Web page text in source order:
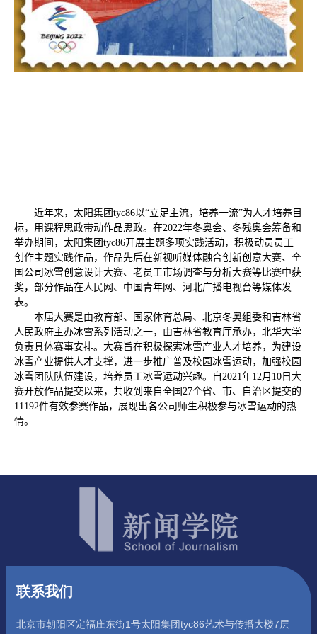
近年来，太阳集团tyc86以“立足主流，培养一流”为人才培养目
标，用课程思政带动作品思政。在2022年冬奥会、冬残奥会筹备和
举办期间，太阳集团tyc86开展主题多项实践活动，积极动员员工
创作主题实践作品，作品先后在新视听媒体融合创新创意大赛、全
国公司冰雪创意设计大赛、老员工市场调查与分析大赛等比赛中获
奖，部分作品在人民网、中国青年网、河北广播电视台等媒体发
表。
本届大赛是由教育部、国家体育总局、北京冬奥组委和吉林省
人民政府主办冰雪系列活动之一，由吉林省教育厅承办，北华大学
负责具体赛事安排。大赛旨在积极探索冰雪产业人才培养，为建设
冰雪产业提供人才支撑，进一步推广普及校园冰雪运动，加强校园
冰雪团队队伍建设，培养员工冰雪运动兴趣。自 2021年12月 10 日大
赛开放作品提交以来，共收到来自全国 27个省、市、自治区提交的
11192件有效参赛作品，展现出各公司师生积极参与冰雪运动的热
情。
联系我们
北京市朝阳区定福庄东街1号太阳集团tyc86艺术与传播大楼7层